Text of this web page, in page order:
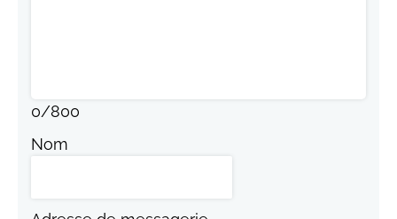
0/800
Nom